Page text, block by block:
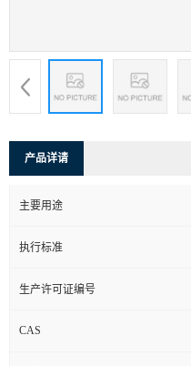
产品详请
主要用途
执行标准
生产许可证编号
CAS